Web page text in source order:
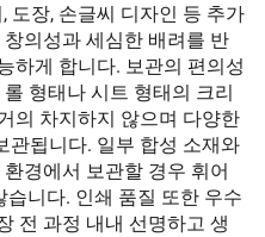
도장, 손글씨 디자인 등 추가
의성과 세심한 배려를 반
하게 합니다. 보관의 편의성
형태나 시트 형태의 크리
의 차지하지 않으며 다양한
관됩니다. 일부 합성 소재와
경에서 보관할 경우 휘어
습니다. 인쇄 품질 또한 우수
전 과정 내내 선명하고 생